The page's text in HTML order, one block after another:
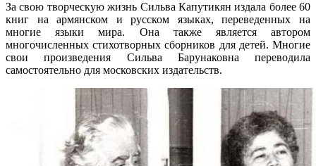
За свою творческую жизнь Сильва Капутикян издала более 60
книг на армянском и русском языках, переведенных на
многие языки мира. Она также является автором
многочисленных стихотворных сборников для детей. Многие
свои произведения Сильва Барунаковна переводила
самостоятельно для московских издательств.